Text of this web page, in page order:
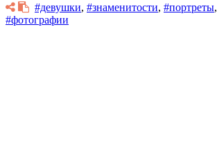
#девушки, #знаменитости, #портреты,
#фотографии